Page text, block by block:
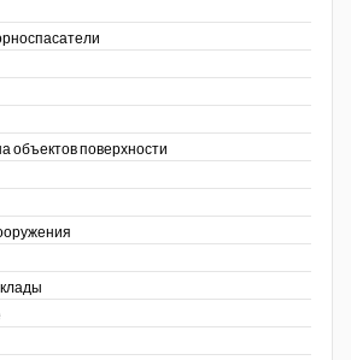
объектов поверхности
Нефтегазовые технологии
Нефтегазовая вертикаль
Разведка и охрана недр